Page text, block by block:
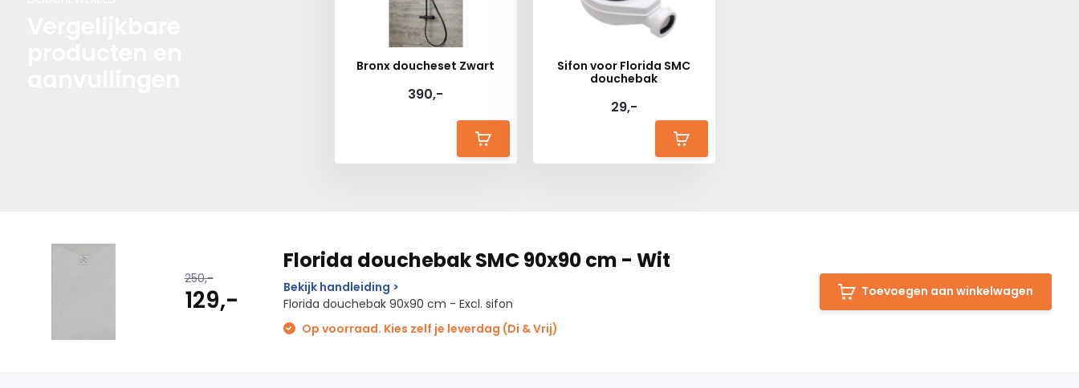
Bronx doucheset Zwart
390,-
Sifon voor Florida SMC
douchebak
29,-
250,-
129,-
Florida douchebak SMC 90x90 cm - Wit
Bekijk handleiding >
Florida douchebak 90x90 cm - Excl. sifon
Op voorraad. Kies zelf je leverdag (Di & Vrij)
Toevoegen aan winkelwagen